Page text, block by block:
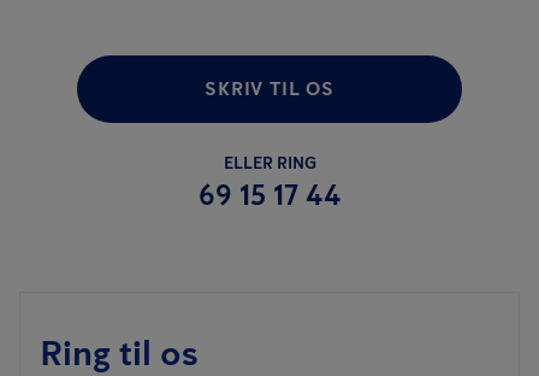
SKRIV TIL OS
ELLER RING
69 15 17 44
Ring til os